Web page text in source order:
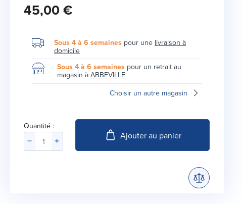
45,00 €
Sous 4 à 6 semaines pour une livraison à
domicile
Sous 4 à 6 semaines pour un retrait au
magasin à ABBEVILLE
Choisir un autre magasin
Quantité :
Ajouter au panier